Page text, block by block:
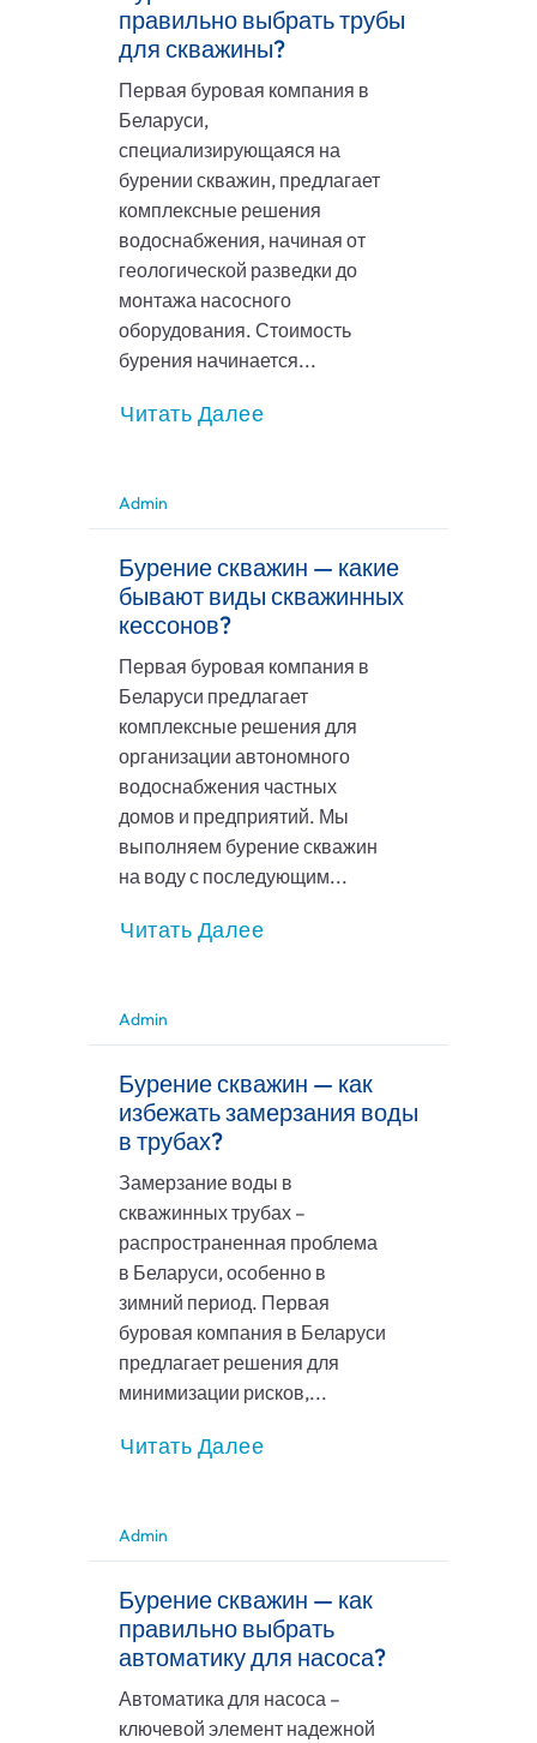
правильно выбрать трубы
для скважины?
Первая буровая компания в
Беларуси,
специализирующаяся на
бурении скважин, предлагает
комплексные решения
водоснабжения, начиная от
геологической разведки до
монтажа насосного
оборудования. Стоимость
бурения начинается...
Читать Далее
Admin
Бурение скважин — какие
бывают виды скважинных
кессонов?
Первая буровая компания в
Беларуси предлагает
комплексные решения для
организации автономного
водоснабжения частных
домов и предприятий. Мы
выполняем бурение скважин
на воду с последующим...
Читать Далее
Admin
Бурение скважин — как
избежать замерзания воды
в трубах?
Замерзание воды в
скважинных трубах –
распространенная проблема
в Беларуси, особенно в
зимний период. Первая
буровая компания в Беларуси
предлагает решения для
минимизации рисков,...
Читать Далее
Admin
Бурение скважин — как
правильно выбрать
автоматику для насоса?
Автоматика для насоса –
ключевой элемент надежной